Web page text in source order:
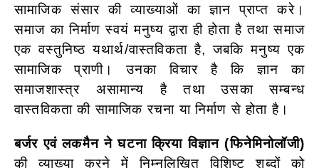
सामाजिक संसार की व्याख्याओं का ज्ञान प्राप्त करे।
समाज का निर्माण स्वयं मनुष्य द्वारा ही होता है तथा समाज
एक वस्तुनिष्ठ यथार्थ/वास्तविकता है, जबकि मनुष्य एक
सामाजिक प्राणी। उनका विचार है कि ज्ञान का
समाजशास्त्र असामान्य है तथा उसका सम्बन्ध
वास्तविकता की सामाजिक रचना या निर्माण से होता है।
बर्जर एवं लकमैन ने घटना क्रिया विज्ञान (फिनेमिनोलॉजी)
की व्याख्या करने में निम्नलिखित विशिष्ट शब्दों को